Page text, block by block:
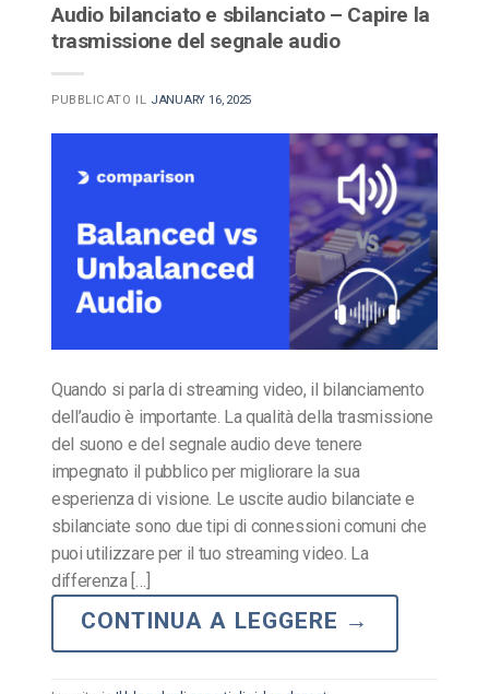
Audio bilanciato e sbilanciato – Capire la
trasmissione del segnale audio
PUBBLICATO IL JANUARY 16, 2025
Quando si parla di streaming video, il bilanciamento
dell’audio è importante. La qualità della trasmissione
del suono e del segnale audio deve tenere
impegnato il pubblico per migliorare la sua
esperienza di visione. Le uscite audio bilanciate e
sbilanciate sono due tipi di connessioni comuni che
puoi utilizzare per il tuo streaming video. La
differenza […]
CONTINUA A LEGGERE →